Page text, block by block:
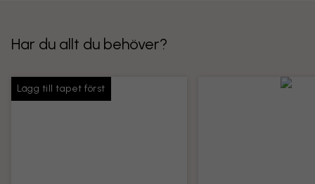
Har du allt du behöver?
Lägg till tapet först